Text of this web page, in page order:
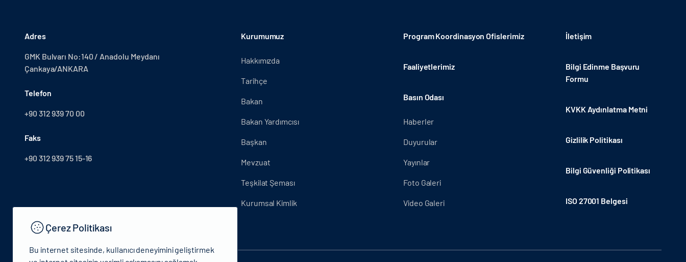
Adres
GMK Bulvarı No:140 / Anadolu Meydanı
Çankaya/ANKARA
Telefon
+90 312 939 70 00
Faks
+90 312 939 75 15-16
Kurumumuz
Hakkımızda
Tarihçe
Bakan
Bakan Yardımcısı
Başkan
Mevzuat
Teşkilat Şeması
Kurumsal Kimlik
Program Koordinasyon Ofislerimiz
Faaliyetlerimiz
Basın Odası
Haberler
Duyurular
Yayınlar
Foto Galeri
Video Galeri
İletişim
Bilgi Edinme Başvuru
Formu
KVKK Aydınlatma Metni
Gizlilik Politikası
Bilgi Güvenliği Politikası
ISO 27001 Belgesi
Çerez Politikası
Bu internet sitesinde, kullanıcı deneyimini geliştirmek